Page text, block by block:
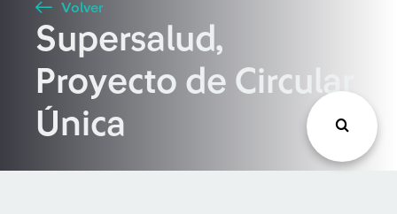
Buscar
Volver
Supersalud,
Proyecto de Circular
Única